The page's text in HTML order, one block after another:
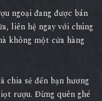
ngoại đang được bán
liên hệ ngay với chúng
không một cửa hàng
chia sẻ đến bạn hương
rượu. Đừng quên ghé